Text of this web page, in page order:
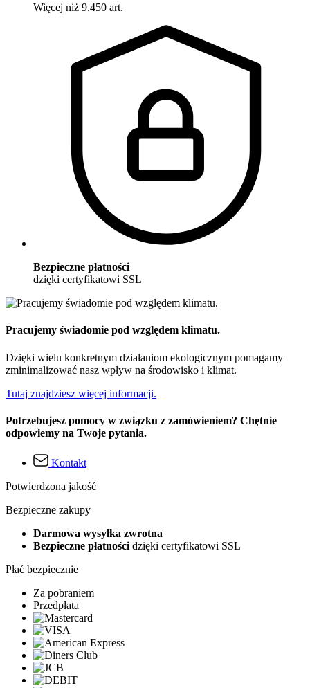
Więcej niż 9.450 art.
Bezpieczne płatności
dzięki certyfikatowi SSL
Pracujemy świadomie pod względem klimatu.
Dzięki wielu konkretnym działaniom ekologicznym pomagamy
zminimalizować nasz wpływ na środowisko i klimat.
Tutaj znajdziesz więcej informacji.
Potrzebujesz pomocy w związku z zamówieniem? Chętnie
odpowiemy na Twoje pytania.
Kontakt
Potwierdzona jakość
Bezpieczne zakupy
Darmowa wysyłka zwrotna
Bezpieczne płatności dzięki certyfikatowi SSL
Płać bezpiecznie
Za pobraniem
Przedpłata